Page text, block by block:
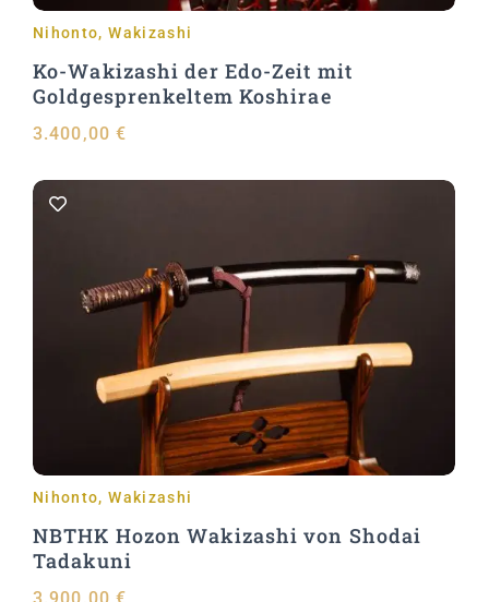
Nihonto, Wakizashi
Ko-Wakizashi der Edo-Zeit mit
Goldgesprenkeltem Koshirae
3.400,00 €
In den Warenkorb
Nihonto, Wakizashi
NBTHK Hozon Wakizashi von Shodai
Tadakuni